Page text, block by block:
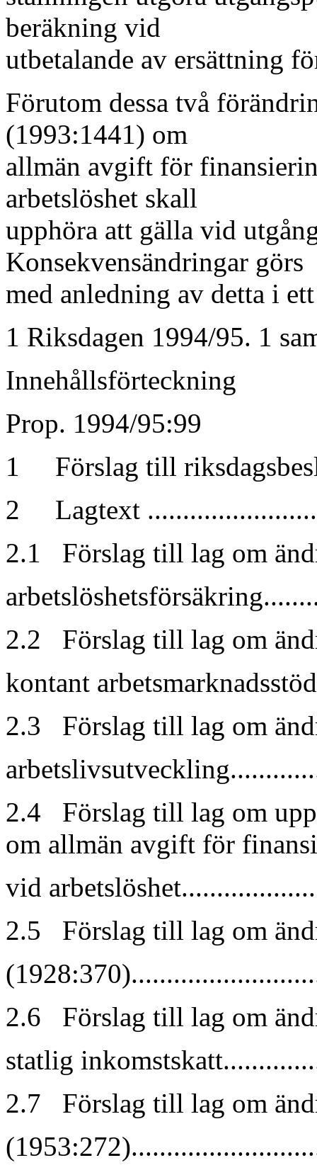
beräkning vid
utbetalande av ersättning
Förutom dessa två
(1993:1441) om
allmän avgift för
arbetslöshet skall
upphöra att gälla vid
Konsekvensändringar görs
med anledning av detta i
1 Riksdagen 1994/95. 1
Innehållsförteckning
Prop. 1994/95:99
1 Förslag till
2 Lagtext
2.1 Förslag till lag om
2.2 Förslag till lag om
kontant
2.3 Förslag till lag om
2.4 Förslag till lag om
om allmän avgift för
vid
2.5 Förslag till lag om
2.6 Förslag till lag om
statlig
2.7 Förslag till lag om